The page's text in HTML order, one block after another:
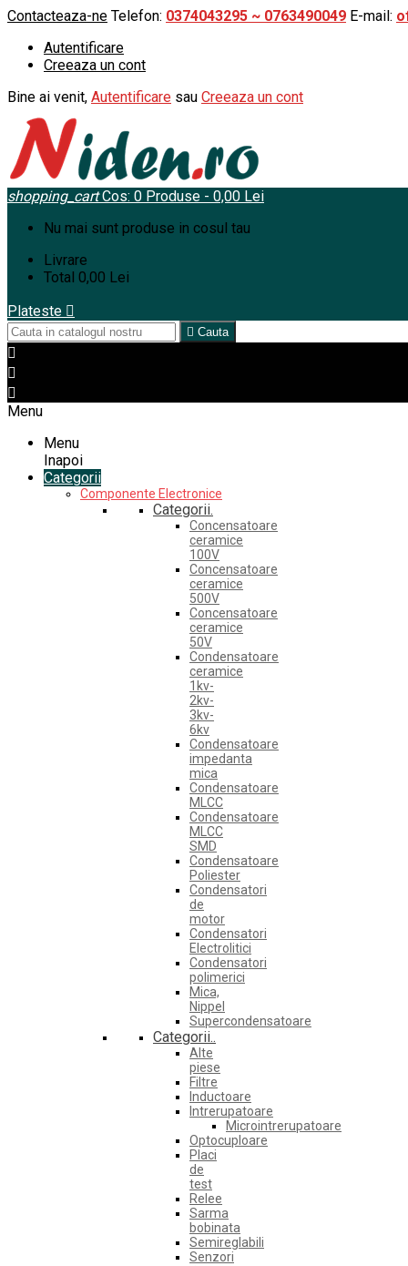
Contacteaza-ne Telefon: 0374043295 ~ 0763490049 E-mail:
Autentificare
Creeaza un cont
Bine ai venit, Autentificare sau Creeaza un cont
shopping_cart Cos: 0 Produse - 0,00 Lei
Nu mai sunt produse in cosul tau
Livrare
Total 0,00 Lei
Plateste 
 Cauta



Menu
Menu
Inapoi
Categorii
Componente Electronice
Categorii.
Concensatoare
ceramice
100V
Concensatoare
ceramice
500V
Concensatoare
ceramice
50V
Condensatoare
ceramice
1kv-
2kv-
3kv-
6kv
Condensatoare
impedanta
mica
Condensatoare
MLCC
Condensatoare
MLCC
SMD
Condensatoare
Poliester
Condensatori
de
motor
Condensatori
Electrolitici
Condensatori
polimerici
Mica,
Nippel
Supercondensatoare
Categorii..
Alte
piese
Filtre
Inductoare
Intrerupatoare
Microintrerupatoare
Optocuploare
Placi
de
test
Relee
Sarma
bobinata
Semireglabili
Senzori